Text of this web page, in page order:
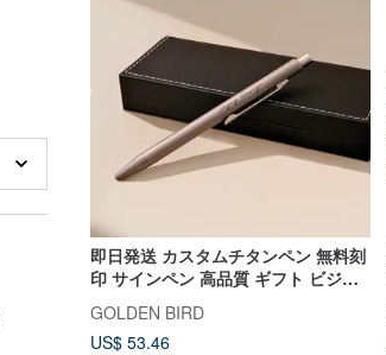
即日発送 カスタムチタンペン 無料刻
印 サインペン 高品質 ギフト ビジネ
GOLDEN BIRD
US$ 53.46